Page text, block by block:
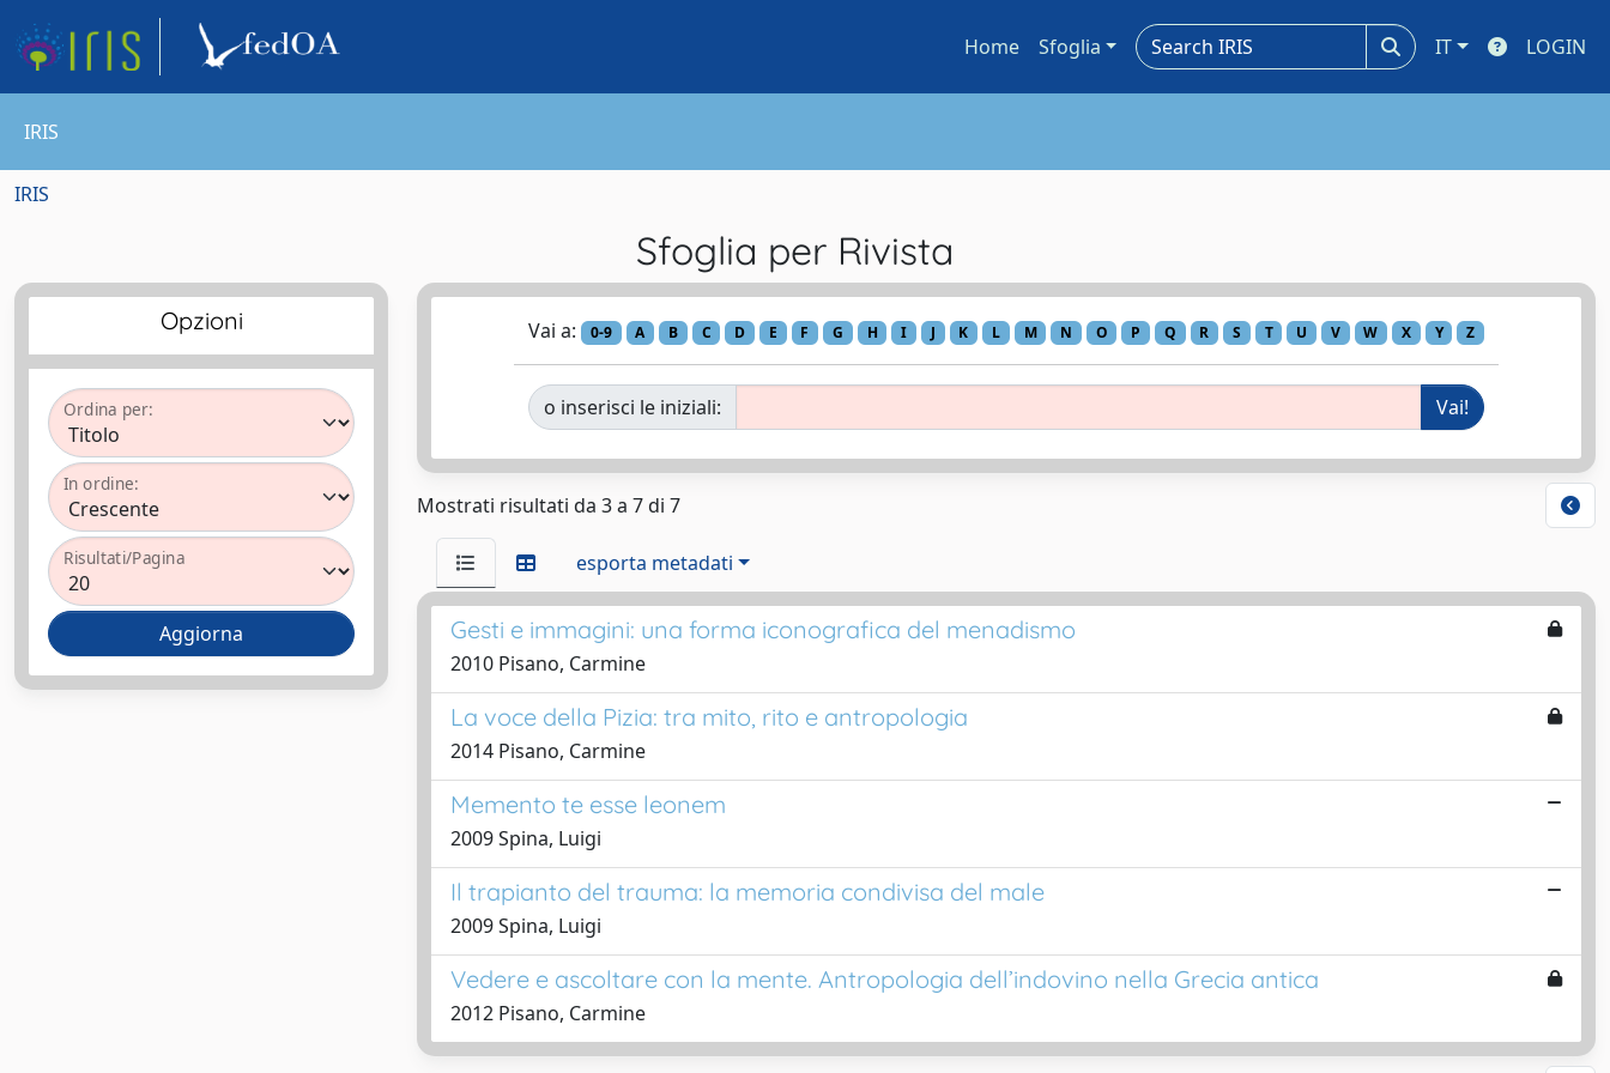
Home Sfoglia IT LOGIN
IRIS
IRIS
Sfoglia per Rivista
Opzioni
Ordina per:
In ordine:
Risultati/Pagina
Vai a: 0-9 A B C D E F G H I J K L M N O P Q R S T U V W X Y Z
o inserisci le iniziali:
Mostrati risultati da 3 a 7 di 7
esporta metadati
Gesti e immagini: una forma iconografica del menadismo
2010 Pisano, Carmine
La voce della Pizia: tra mito, rito e antropologia
2014 Pisano, Carmine
Memento te esse leonem
2009 Spina, Luigi
Il trapianto del trauma: la memoria condivisa del male
2009 Spina, Luigi
Vedere e ascoltare con la mente. Antropologia dell’indovino nella Grecia antica
2012 Pisano, Carmine